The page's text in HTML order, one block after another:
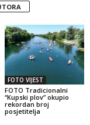
FOTO VIJEST
FOTO Tradicionalni
“Kupski plov” okupio
rekordan broj
posjetitelja